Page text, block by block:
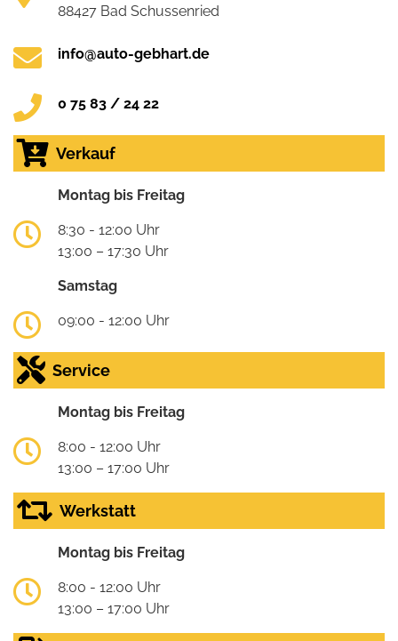
88427 Bad Schussenried
info@auto-gebhart.de
0 75 83 / 24 22
Verkauf
Montag bis Freitag
8:30 - 12:00 Uhr
13:00 – 17:30 Uhr
Samstag
09:00 - 12:00 Uhr
Service
Montag bis Freitag
8:00 - 12:00 Uhr
13:00 – 17:00 Uhr
Werkstatt
Montag bis Freitag
8:00 - 12:00 Uhr
13:00 – 17:00 Uhr